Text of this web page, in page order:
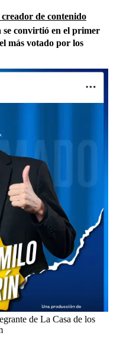
de contenido
se convirtió en el primer
más votado por los
de La Casa de los